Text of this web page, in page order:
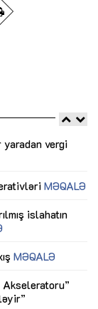
vergi
MƏQALƏ
islahatın
MƏQALƏ
Akseleratoru”